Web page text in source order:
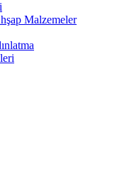
Malzemeler